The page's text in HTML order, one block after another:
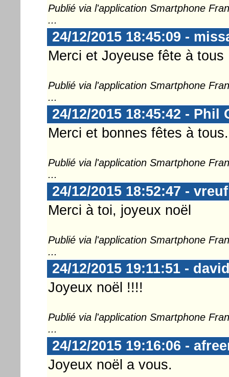
Publié via l'application Smartphone
...
24/12/2015 18:45:09 -
Merci et Joyeuse fête à tous
Publié via l'application Smartphone
...
24/12/2015 18:45:42 - Phil
Merci et bonnes fêtes à tous.
Publié via l'application Smartphone
...
24/12/2015 18:52:47 - vreuf
Merci à toi, joyeux noël
Publié via l'application Smartphone
...
24/12/2015 19:11:51 -
Joyeux noël !!!!
Publié via l'application Smartphone
...
24/12/2015 19:16:06 -
Joyeux noël a vous.